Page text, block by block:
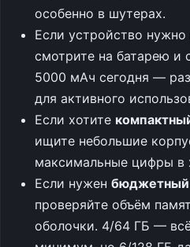
особенно в шутерах.
Если устройство нужно
смотрите на батарею и
5000 мАч сегодня —
для активного
Если хотите
ищите небольшие
максимальные цифры в
Если нужен бюджетный
проверяйте объём
оболочки. 4/64 ГБ —